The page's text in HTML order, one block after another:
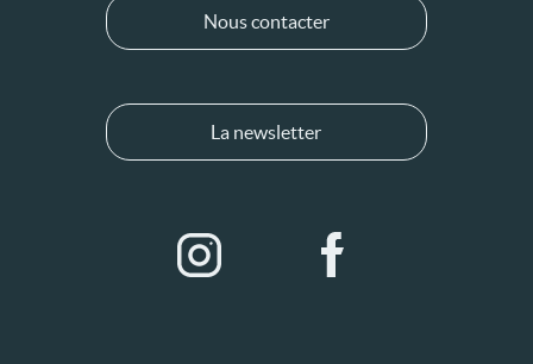
Nous contacter
La newsletter